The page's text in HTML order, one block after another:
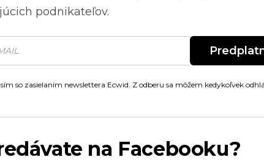
podnikateľov.
so zasielaním newslettera Ecwid. Z odberu sa môžem kedykoľvek
na Facebooku?